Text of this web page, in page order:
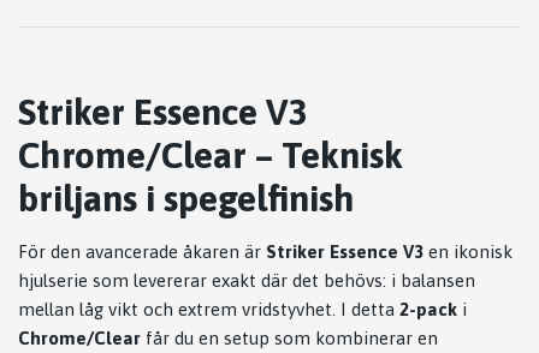
Striker Essence V3
Chrome/Clear – Teknisk
briljans i spegelfinish
För den avancerade åkaren är Striker Essence V3 en ikonisk
hjulserie som levererar exakt där det behövs: i balansen
mellan låg vikt och extrem vridstyvhet. I detta 2-pack i
Chrome/Clear får du en setup som kombinerar en